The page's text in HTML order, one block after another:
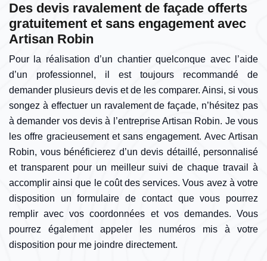
Des devis ravalement de façade offerts
gratuitement et sans engagement avec
Artisan Robin
Pour la réalisation d’un chantier quelconque avec l’aide
d’un professionnel, il est toujours recommandé de
demander plusieurs devis et de les comparer. Ainsi, si vous
songez à effectuer un ravalement de façade, n’hésitez pas
à demander vos devis à l’entreprise Artisan Robin. Je vous
les offre gracieusement et sans engagement. Avec Artisan
Robin, vous bénéficierez d’un devis détaillé, personnalisé
et transparent pour un meilleur suivi de chaque travail à
accomplir ainsi que le coût des services. Vous avez à votre
disposition un formulaire de contact que vous pourrez
remplir avec vos coordonnées et vos demandes. Vous
pourrez également appeler les numéros mis à votre
disposition pour me joindre directement.